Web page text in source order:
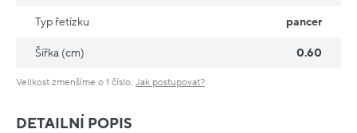
DETAILNÍ POPIS
Typ řetízku pancer
Šířka (cm) 0.60
Velikost zmenšíme o 1 číslo. Jak postupovat?